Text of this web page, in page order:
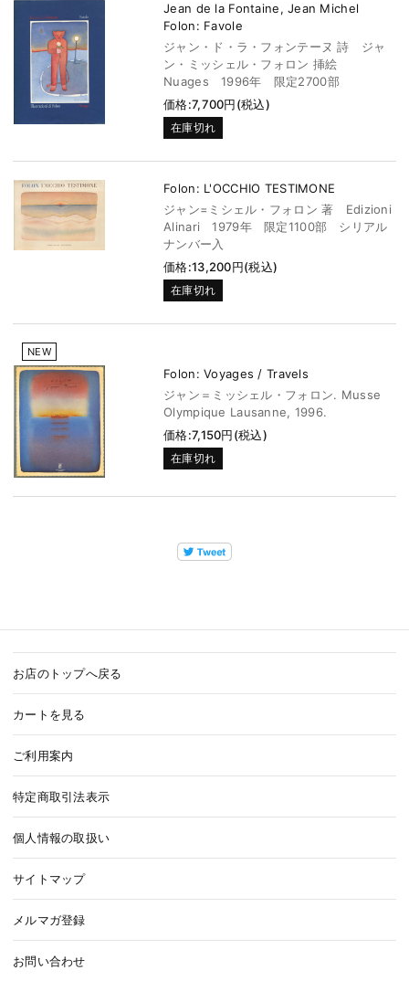
Jean de la Fontaine, Jean Michel
Folon: Favole
ジャン・ド・ラ・フォンテーヌ 詩 ジャ
ン・ミッシェル・フォロン 挿絵
Nuages 1996年 限定2700部
価格:7,700円(税込)
在庫切れ
Folon: L'OCCHIO TESTIMONE
ジャン=ミシェル・フォロン 著 Edizioni
Alinari 1979年 限定1100部 シリアル
ナンバー入
価格:13,200円(税込)
在庫切れ
NEW
Folon: Voyages / Travels
ジャン＝ミッシェル・フォロン. Musse
Olympique Lausanne, 1996.
価格:7,150円(税込)
在庫切れ
お店のトップへ戻る
カートを見る
ご利用案内
特定商取引法表示
個人情報の取扱い
サイトマップ
メルマガ登録
お問い合わせ